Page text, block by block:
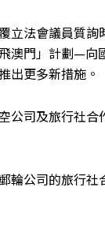
立法會議員質
澳門」計劃—
出更多新措施。
公司及旅行社
輪公司的旅行